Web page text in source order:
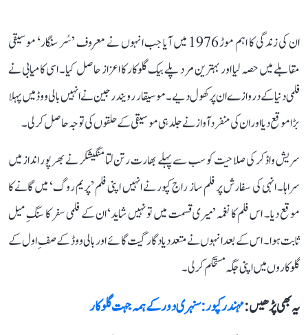
ان کی زندگی کا اہم موڑ 1976 میں آیا جب انہوں نے معروف ’سُر سنگار‘ موسیقی
مقابلے میں حصہ لیا اور بہترین مرد پلے بیک گلوکار کا اعزاز حاصل کیا۔ اسی کامیابی نے
فلمی دنیا کے دروازے ان پر کھول دیے۔ موسیقار رویندر جین نے انہیں بالی ووڈ میں پہلا
بڑا موقع دیا اور ان کی منفرد آواز نے جلد ہی موسیقی کے حلقوں کی توجہ حاصل کر لی۔
سریش واڈکر کی صلاحیت کو سب سے پہلے بھارت رتن لتا منگیشکر نے بھرپور انداز میں
سراہا۔ انہی کی سفارش پر فلم ساز راج کپور نے انہیں اپنی فلم ’پریم روگ‘ میں گانے کا
موقع دیا۔ اس فلم کا نغمہ ’میری قسمت میں تو نہیں شاید‘ ان کے فلمی سفر کا سنگِ میل
ثابت ہوا۔ اس کے بعد انہوں نے متعدد یادگار گیت گائے اور بالی ووڈ کے صفِ اول کے
گلوکاروں میں اپنی جگہ مستحکم کر لی۔
یہ بھی پڑھیں :مہندر کپور: سنہری دور کے ہمہ جہت گلوکار